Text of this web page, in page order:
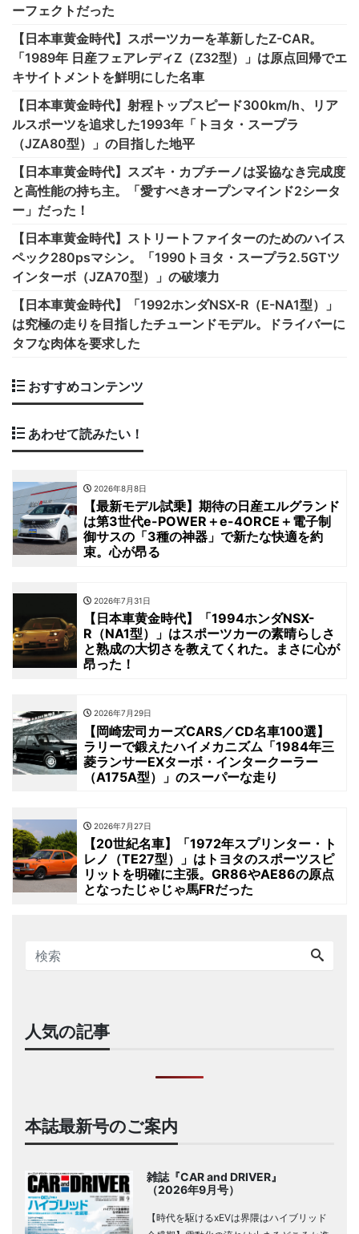
ーフェクトだった
【日本車黄金時代】スポーツカーを革新したZ-CAR。
「1989年 日産フェアレディZ（Z32型）」は原点回帰でエ
キサイトメントを鮮明にした名車
【日本車黄金時代】射程トップスピード300km/h、リア
ルスポーツを追求した1993年「トヨタ・スープラ
（JZA80型）」の目指した地平
【日本車黄金時代】スズキ・カプチーノは妥協なき完成度
と高性能の持ち主。「愛すべきオープンマインド2シータ
ー」だった！
【日本車黄金時代】ストリートファイターのためのハイス
ペック280psマシン。「1990トヨタ・スープラ2.5GTツ
インターボ（JZA70型）」の破壊力
【日本車黄金時代】「1992ホンダNSX-R（E-NA1型）」
は究極の走りを目指したチューンドモデル。ドライバーに
タフな肉体を要求した
おすすめコンテンツ
あわせて読みたい！
2026年8月8日
【最新モデル試乗】期待の日産エルグランド
は第3世代e-POWER＋e-4ORCE＋電子制
御サスの「3種の神器」で新たな快適を約
束。心が昂る
2026年7月31日
【日本車黄金時代】「1994ホンダNSX-
R（NA1型）」はスポーツカーの素晴らしさ
と熟成の大切さを教えてくれた。まさに心が
昂った！
2026年7月29日
【岡崎宏司カーズCARS／CD名車100選】
ラリーで鍛えたハイメカニズム「1984年三
菱ランサーEXターボ・インタークーラー
（A175A型）」のスーパーな走り
2026年7月27日
【20世紀名車】「1972年スプリンター・ト
レノ（TE27型）」はトヨタのスポーツスピ
リットを明確に主張。GR86やAE86の原点
となったじゃじゃ馬FRだった
人気の記事
本誌最新号のご案内
雑誌『CAR and DRIVER』
（2026年9月号）
【時代を駆けるxEVは界隈はハイブリッド